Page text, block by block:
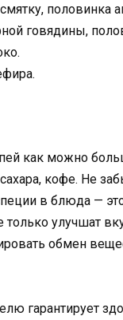
половинка
говядины,
как можно
кофе. Не
в блюда —
только улучшат
обмен
гарантирует